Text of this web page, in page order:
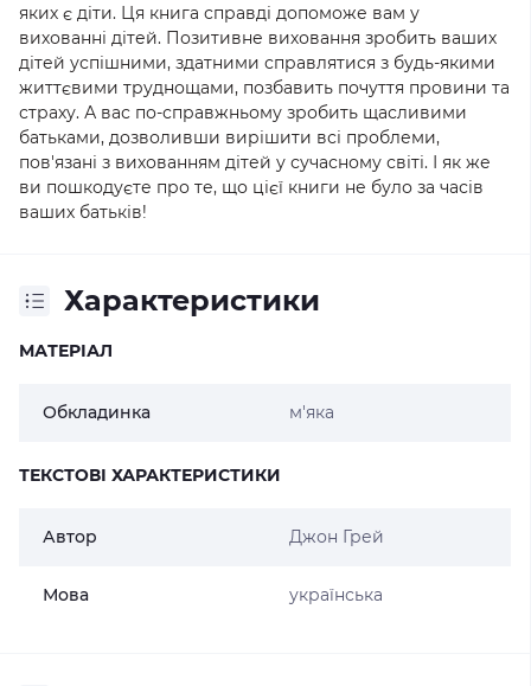
яких є діти. Ця книга справді допоможе вам у
вихованні дітей. Позитивне виховання зробить ваших
дітей успішними, здатними справлятися з будь-якими
життєвими труднощами, позбавить почуття провини та
страху. А вас по-справжньому зробить щасливими
батьками, дозволивши вирішити всі проблеми,
пов'язані з вихованням дітей у сучасному світі. І як же
ви пошкодуєте про те, що цієї книги не було за часів
ваших батьків!
Характеристики
МАТЕРІАЛ
Обкладинка м'яка
ТЕКСТОВІ ХАРАКТЕРИСТИКИ
Автор Джон Грей
Мова українська